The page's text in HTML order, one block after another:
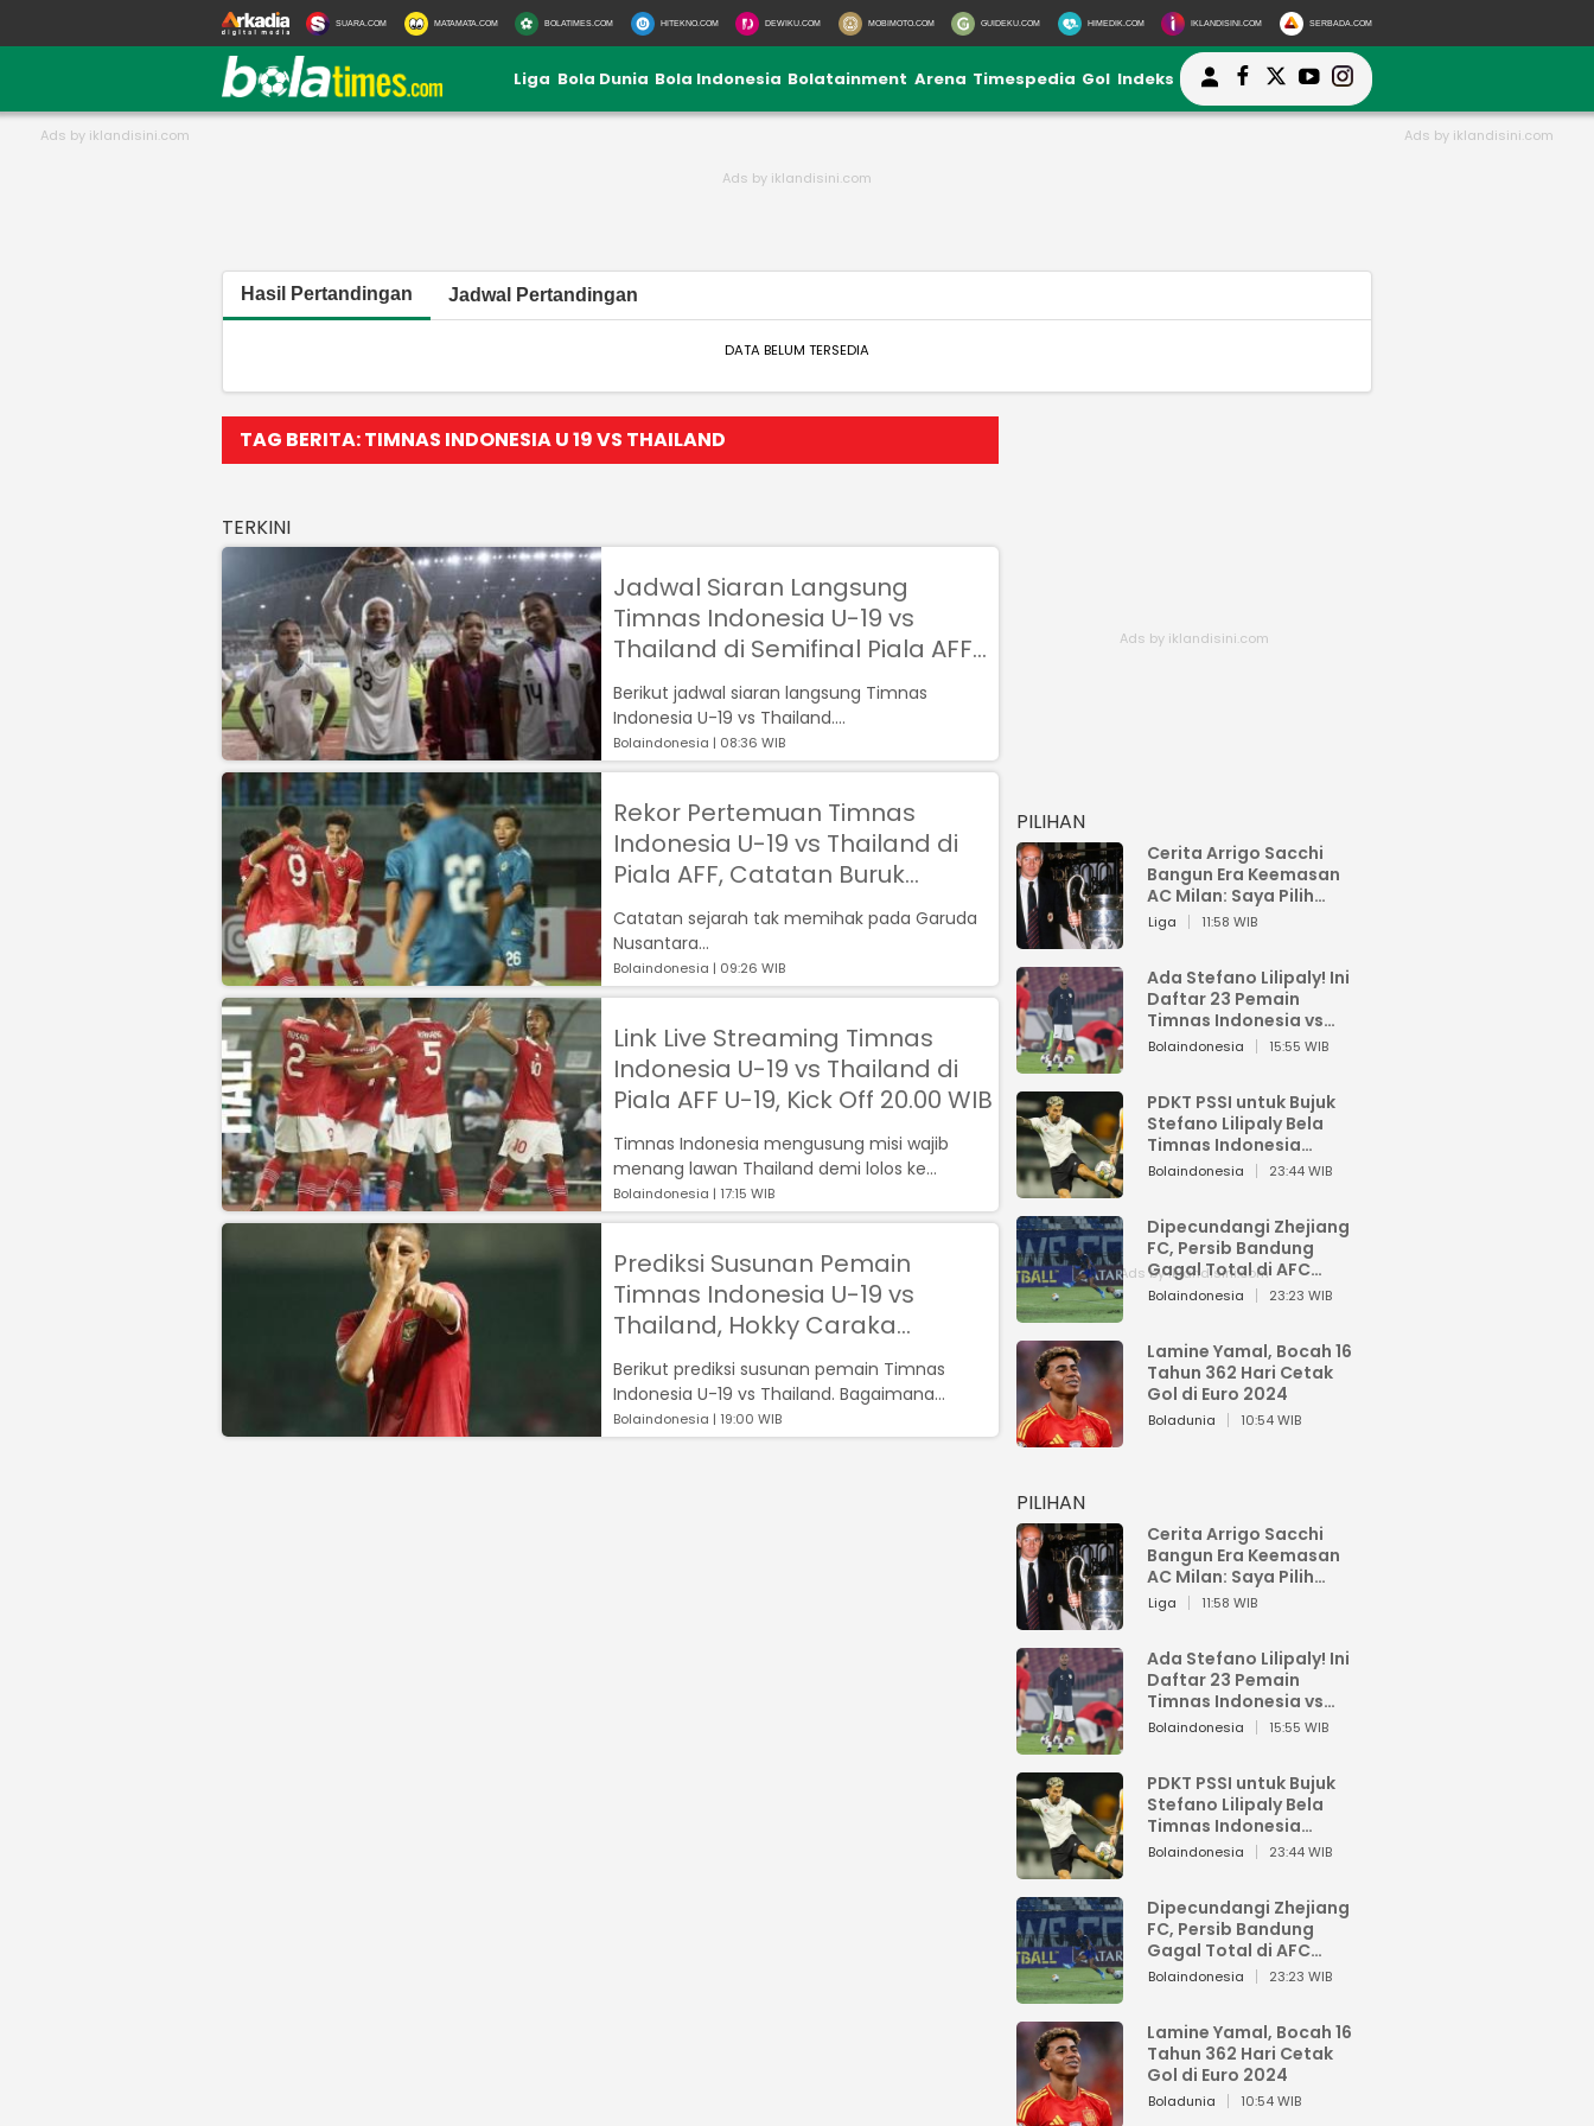
SUARA.COM MATAMATA.COM BOLATIMES.COM HITEKNO.COM DEWIKU.COM MOBIMOTO.COM GUIDEKU.COM HIMEDIK.COM IKLANDISINI.COM SERBADA.COM
Liga Bola Dunia Bola Indonesia Bolatainment Arena Timespedia Gol Indeks
Hasil Pertandingan Jadwal Pertandingan
DATA BELUM TERSEDIA
TAG BERITA: TIMNAS INDONESIA U 19 VS THAILAND
TERKINI
Jadwal Siaran Langsung
Timnas Indonesia U-19 vs
Thailand di Semifinal Piala AFF
U-19 Wanita 2023
Berikut jadwal siaran langsung Timnas
Indonesia U-19 vs Thailand....
Bolaindonesia | 08:36 WIB
Rekor Pertemuan Timnas
Indonesia U-19 vs Thailand di
Piala AFF, Catatan Buruk
Membayangi
Catatan sejarah tak memihak pada Garuda
Nusantara...
Bolaindonesia | 09:26 WIB
Link Live Streaming Timnas
Indonesia U-19 vs Thailand di
Piala AFF U-19, Kick Off 20.00 WIB
Timnas Indonesia mengusung misi wajib
menang lawan Thailand demi lolos ke
semifinal Piala AFF U-19 2022....
Bolaindonesia | 17:15 WIB
Prediksi Susunan Pemain
Timnas Indonesia U-19 vs
Thailand, Hokky Caraka
Kembali Jadi Tumpuan
Berikut prediksi susunan pemain Timnas
Indonesia U-19 vs Thailand. Bagaimana
menurut kalian?...
Bolaindonesia | 19:00 WIB
PILIHAN
Cerita Arrigo Sacchi
Bangun Era Keemasan
AC Milan: Saya Pilih
Pemain dari Isi Otaknya
Liga 11:58 WIB
Ada Stefano Lilipaly! Ini
Daftar 23 Pemain
Timnas Indonesia vs
China
Bolaindonesia 15:55 WIB
PDKT PSSI untuk Bujuk
Stefano Lilipaly Bela
Timnas Indonesia
Berakhir Berantakan
Bolaindonesia 23:44 WIB
Dipecundangi Zhejiang
FC, Persib Bandung
Gagal Total di AFC
Champions League Two
Bolaindonesia 23:23 WIB
Lamine Yamal, Bocah 16
Tahun 362 Hari Cetak
Gol di Euro 2024
Boladunia 10:54 WIB
PILIHAN
Cerita Arrigo Sacchi
Bangun Era Keemasan
AC Milan: Saya Pilih
Pemain dari Isi Otaknya
Liga 11:58 WIB
Ada Stefano Lilipaly! Ini
Daftar 23 Pemain
Timnas Indonesia vs
China
Bolaindonesia 15:55 WIB
PDKT PSSI untuk Bujuk
Stefano Lilipaly Bela
Timnas Indonesia
Berakhir Berantakan
Bolaindonesia 23:44 WIB
Dipecundangi Zhejiang
FC, Persib Bandung
Gagal Total di AFC
Champions League Two
Bolaindonesia 23:23 WIB
Lamine Yamal, Bocah 16
Tahun 362 Hari Cetak
Gol di Euro 2024
Boladunia 10:54 WIB